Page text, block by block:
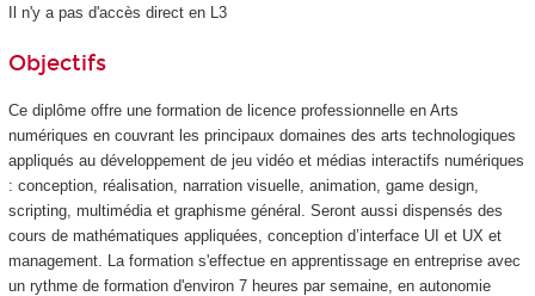
Il n'y a pas d'accès direct en L3
Objectifs
Ce diplôme offre une formation de licence professionnelle en Arts
numériques en couvrant les principaux domaines des arts technologiques
appliqués au développement de jeu vidéo et médias interactifs numériques
: conception, réalisation, narration visuelle, animation, game design,
scripting, multimédia et graphisme général. Seront aussi dispensés des
cours de mathématiques appliquées, conception d’interface UI et UX et
management. La formation s'effectue en apprentissage en entreprise avec
un rythme de formation d'environ 7 heures par semaine, en autonomie